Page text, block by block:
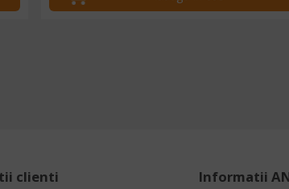
clienti Informatii